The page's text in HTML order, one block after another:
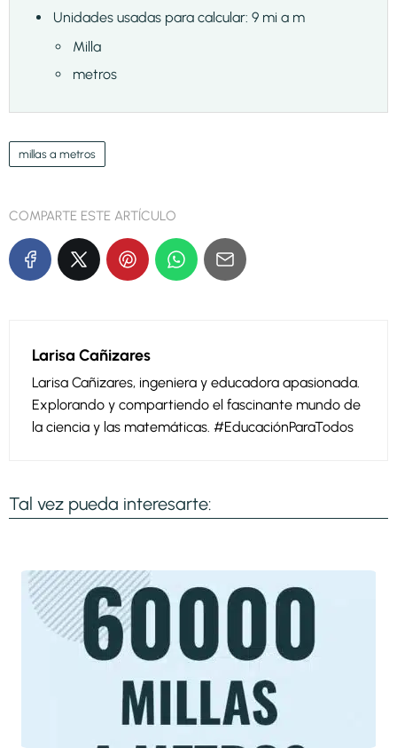
Unidades usadas para calcular: 9 mi a m
Milla
metros
millas a metros
COMPARTE ESTE ARTÍCULO
Larisa Cañizares
Larisa Cañizares, ingeniera y educadora apasionada.
Explorando y compartiendo el fascinante mundo de
la ciencia y las matemáticas. #EducaciónParaTodos
Tal vez pueda interesarte: